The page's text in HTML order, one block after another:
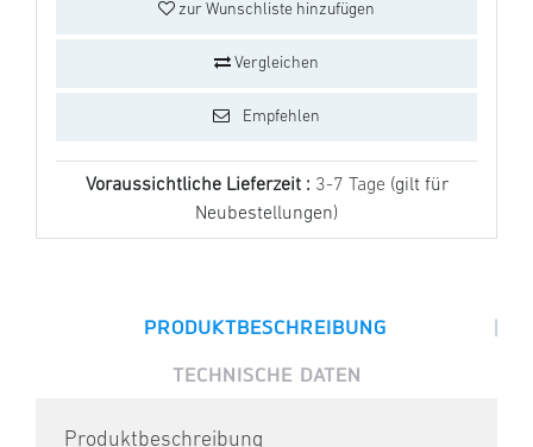
zur Wunschliste hinzufügen
Vergleichen
Empfehlen
Voraussichtliche Lieferzeit : 3-7 Tage (gilt für
Neubestellungen)
PRODUKTBESCHREIBUNG |
TECHNISCHE DATEN
Produktbeschreibung